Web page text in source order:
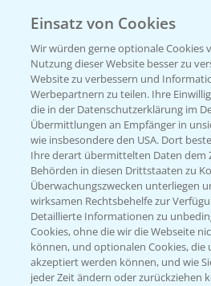
Beratung auf
T.+49 (0)174 346 564
KONTAKT
Hilfe in Notfällen
T.+49 (0)214/30-
Einsatz von Cookies
Wir würden gerne optionale Cookies
Nutzung dieser Website besser zu
Website zu verbessern und
Werbepartnern zu teilen. Ihre
die in der Datenschutzerklärung im
Übermittlungen an Empfänger in
wie insbesondere den USA. Dort
Ihre derart übermittelten Daten dem
Behörden in diesen Drittstaaten zu
Überwachungszwecken unterliegen
wirksamen Rechtsbehelfe zur
Detaillierte Informationen zu
Cookies, ohne die wir die Webseite
können, und optionalen Cookies,
akzeptiert werden können, und wie
jeder Zeit ändern oder zurückziehen